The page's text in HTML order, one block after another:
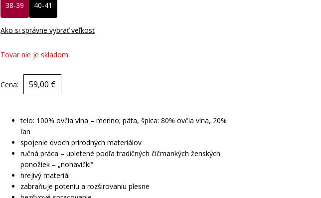
38-39 40-41
Ako si správne vybrať veľkosť
Tovar nie je skladom.
Cena: 59,00 €
telo: 100% ovčia vlna – merino; päta, špica: 80% ovčia vlna, 20%
ľan
spojenie dvoch prírodných materiálov
ručná práca – upletené podľa tradičných čičmankých ženských
ponožiek – „nohavički“
hrejivý materiál
zabraňuje poteniu a rozširovaniu plesne